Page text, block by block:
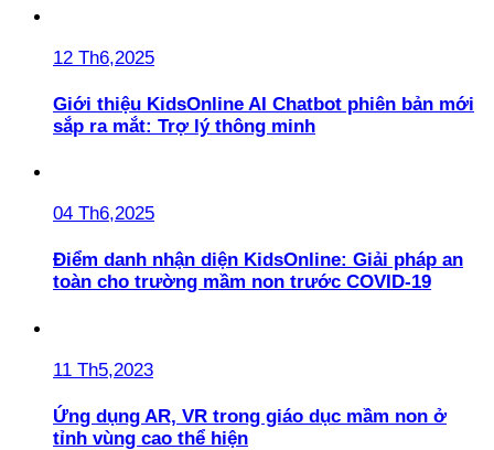
12 Th6,2025
Giới thiệu KidsOnline AI Chatbot phiên bản mới
sắp ra mắt: Trợ lý thông minh
04 Th6,2025
Điểm danh nhận diện KidsOnline: Giải pháp an
toàn cho trường mầm non trước COVID-19
11 Th5,2023
Ứng dụng AR, VR trong giáo dục mầm non ở
tỉnh vùng cao thể hiện